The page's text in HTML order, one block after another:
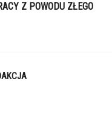
Z POWODU ZŁEGO